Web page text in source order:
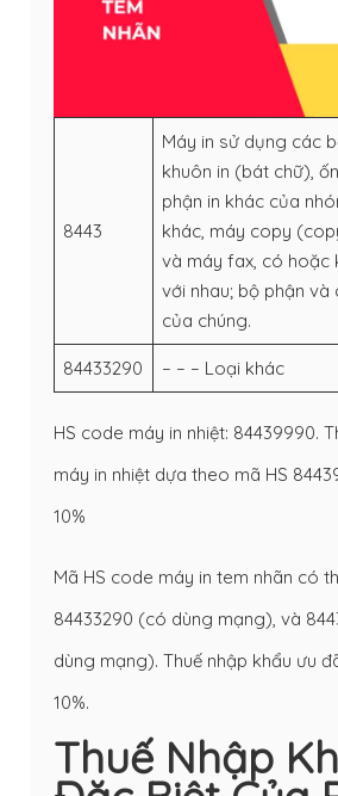
8443
Máy in sử dụng các
khuôn in (bát chữ),
phận in khác của
khác, máy copy
và máy fax, có hoặc
với nhau; bộ phận và
của chúng.
84433290 – – – Loại khác
HS code máy in nhiệt: 84439990.
máy in nhiệt dựa theo mã HS
10%
Mã HS code máy in tem nhãn có
84433290 (có dùng mạng), và
dùng mạng). Thuế nhập khẩu ưu
10%.
Thuế Nhập